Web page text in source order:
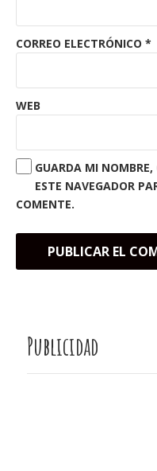
CORREO ELECTRÓNICO *
WEB
GUARDA MI NOMBRE,
ESTE NAVEGADOR
COMENTE.
Publicidad